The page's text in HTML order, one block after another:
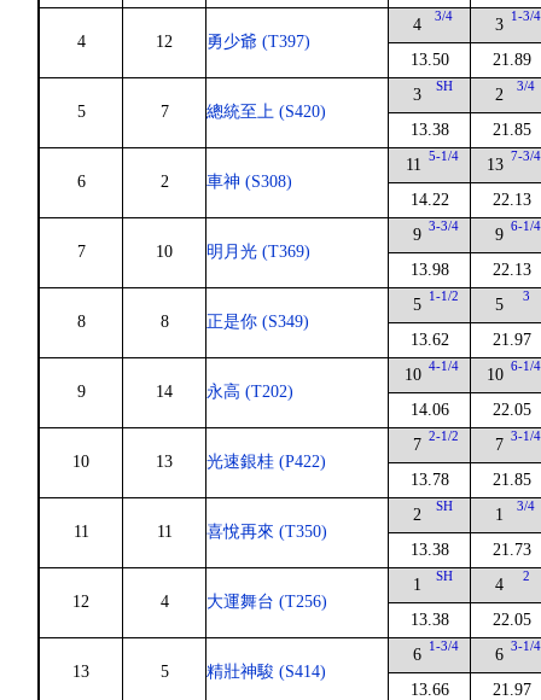
4 12 勇少爺 (T397)
4 3/4
13.50
3 1-3/4
21.89
5 7 總統至上 (S420)
3 SH
13.38
2 3/4
21.85
6 2 車神 (S308)
11 5-1/4
14.22
13 7-3/4
22.13
7 10 明月光 (T369)
9 3-3/4
13.98
9 6-1/4
22.13
8 8 正是你 (S349)
5 1-1/2
13.62
5 3
21.97
9 14 永高 (T202)
10 4-1/4
14.06
10 6-1/4
22.05
10 13 光速銀桂 (P422)
7 2-1/2
13.78
7 3-1/4
21.85
11 11 喜悅再來 (T350)
2 SH
13.38
1 3/4
21.73
12 4 大運舞台 (T256)
1 SH
13.38
4 2
22.05
13 5 精壯神駿 (S414)
6 1-3/4
13.66
6 3-1/4
21.97